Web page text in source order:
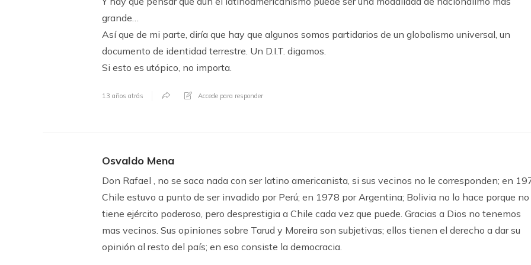
grande…
Así que de mi parte, diría que hay que algunos somos partidarios de un globalismo universal, un
documento de identidad terrestre. Un D.I.T. digamos.
Si esto es utópico, no importa.
13 años atrás Accede para responder
Osvaldo Mena
Don Rafael , no se saca nada con ser latino americanista, si sus vecinos no le corresponden; en
Chile estuvo a punto de ser invadido por Perú; en 1978 por Argentina; Bolivia no lo hace porque no
tiene ejército poderoso, pero desprestigia a Chile cada vez que puede. Gracias a Dios no tenemos
mas vecinos. Sus opiniones sobre Tarud y Moreira son subjetivas; ellos tienen el derecho a dar su
opinión al resto del país; en eso consiste la democracia.